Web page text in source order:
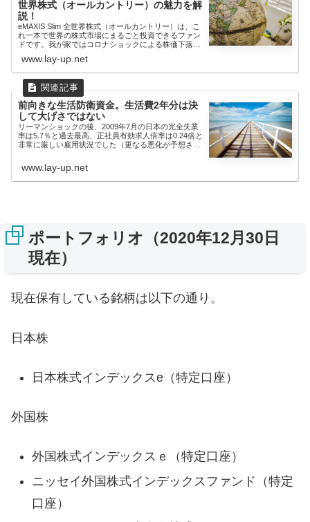
世界株式（オールカントリー）の魅力を解
説！
eMAXIS Slim 全世界株式（オールカントリー）は、こ
れ一本で世界の株式市場にまるごと投資できるファン
ドです。我が家ではコロナショックによる株価下落を
www.lay-up.net
前向きな生活防衛資金。生活費2年分は決
して大げさではない
リーマンショックの後、2009年7月の日本の完全失業
率は5.7％と過去最高、正社員有効求人倍率は0.24倍と
非常に厳しい雇用状況でした（更なる悪化が予想され
www.lay-up.net
ポートフォリオ（2020年12月30日
現在）
現在保有している銘柄は以下の通り。
日本株
日本株式インデックスe（特定口座）
外国株
外国株式インデックスｅ（特定口座）
ニッセイ外国株式インデックスファンド（特定
口座）